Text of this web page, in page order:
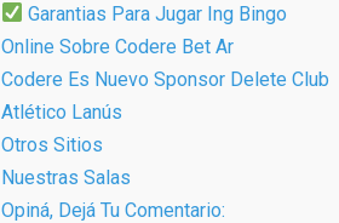
Garantias Para Jugar Ing Bingo
Online Sobre Codere Bet Ar
Codere Es Nuevo Sponsor Delete Club
Atlético Lanús
Otros Sitios
Nuestras Salas
Opiná, Dejá Tu Comentario: